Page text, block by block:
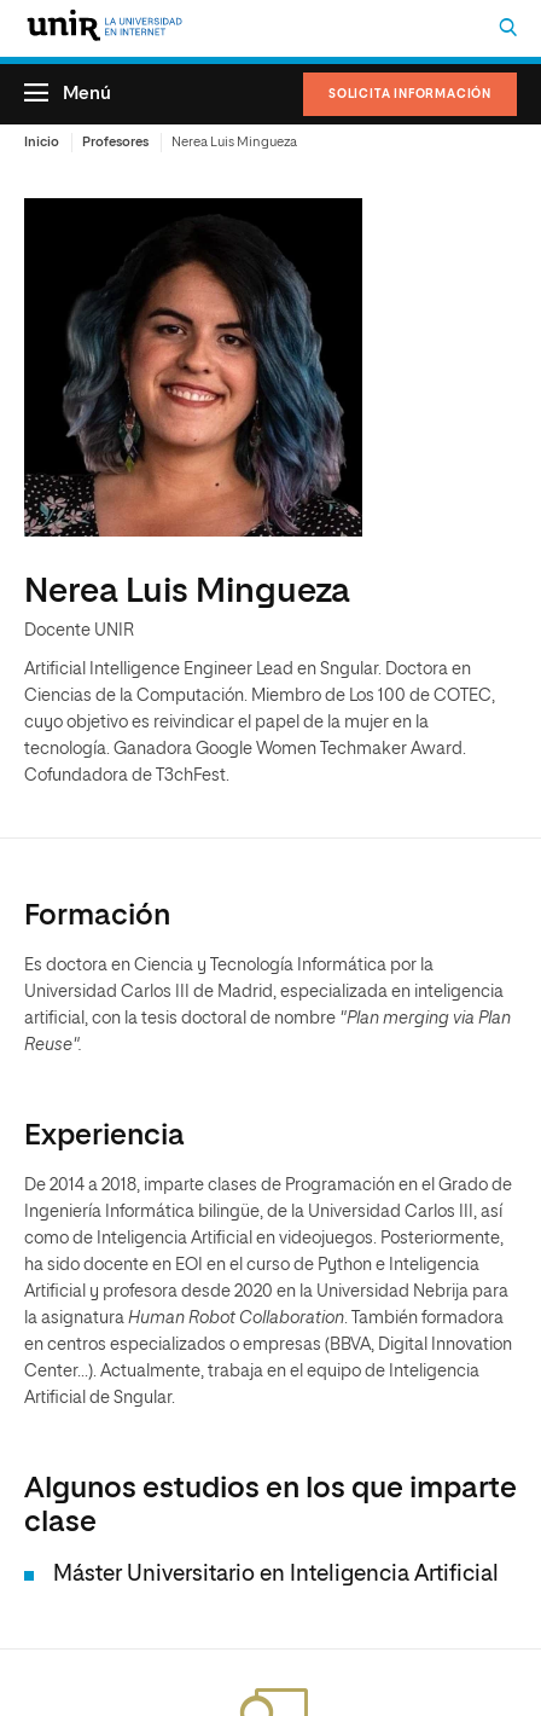
SOLICITA INFORMACIÓN
Menú
Inicio Profesores Nerea Luis Mingueza
Nerea Luis Mingueza
Docente UNIR
Artificial Intelligence Engineer Lead en Sngular. Doctora en
Ciencias de la Computación. Miembro de Los 100 de COTEC,
cuyo objetivo es reivindicar el papel de la mujer en la
tecnología. Ganadora Google Women Techmaker Award.
Cofundadora de T3chFest.
Formación
Es doctora en Ciencia y Tecnología Informática por la
Universidad Carlos III de Madrid, especializada en inteligencia
artificial, con la tesis doctoral de nombre "Plan merging via Plan
Reuse".
Experiencia
De 2014 a 2018, imparte clases de Programación en el Grado de
Ingeniería Informática bilingüe, de la Universidad Carlos III, así
como de Inteligencia Artificial en videojuegos. Posteriormente,
ha sido docente en EOI en el curso de Python e Inteligencia
Artificial y profesora desde 2020 en la Universidad Nebrija para
la asignatura Human Robot Collaboration. También formadora
en centros especializados o empresas (BBVA, Digital Innovation
Center...). Actualmente, trabaja en el equipo de Inteligencia
Artificial de Sngular.
Algunos estudios en los que imparte
clase
Máster Universitario en Inteligencia Artificial